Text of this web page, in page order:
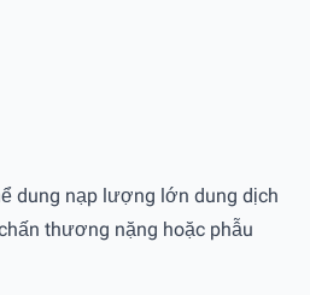
dung nạp lượng lớn dung dịch
thương nặng hoặc phẫu